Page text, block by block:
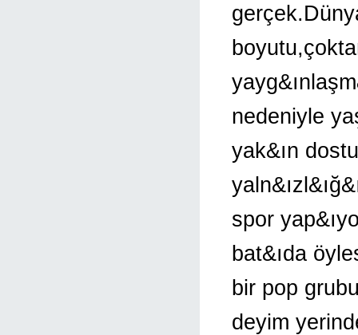
nedeniyle
yak&ın
spor
bat&ıda
bir pop
deyim